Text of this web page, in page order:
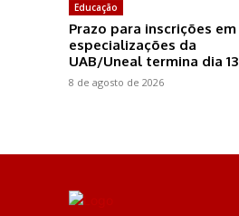
Educação
Prazo para inscrições em
especializações da
UAB/Uneal termina dia 13
8 de agosto de 2026